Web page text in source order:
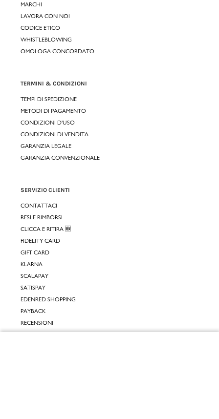
MARCHI
LAVORA CON NOI
CODICE ETICO
WHISTLEBLOWING
OMOLOGA CONCORDATO
TERMINI & CONDIZIONI
TEMPI DI SPEDIZIONE
METODI DI PAGAMENTO
CONDIZIONI D'USO
CONDIZIONI DI VENDITA
GARANZIA LEGALE
GARANZIA CONVENZIONALE
SERVIZIO CLIENTI
CONTATTACI
RESI E RIMBORSI
CLICCA E RITIRA 🆕
FIDELITY CARD
GIFT CARD
KLARNA
SCALAPAY
SATISPAY
EDENRED SHOPPING
PAYBACK
RECENSIONI
INPOST DAYS